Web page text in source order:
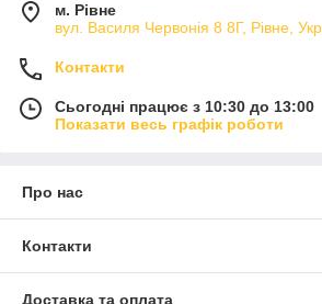
м. Рівне
вул. Василя Червонія 8 8Г, Рівне,
Контакти
Сьогодні працює з 10:30 до 13:00
Показати весь графік роботи
Про нас
Контакти
Доставка та оплата